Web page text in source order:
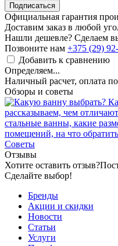
Подписаться
Официальная гарантия
Доставим заказ в любой
Нашли дешевле? Сделаем
Позвоните нам +375 (29)
Добавить к сравнению
Определяем...
Наличный расчет, оплата
Обзоры и советы
рассказываем, чем
стальные ванны, какие
помещений, на что
Советы
Отзывы
Хотите оставить отзыв?
Сделайте выбор!
Бренды
Акции и скидки
Новости
Статьи
Услуги